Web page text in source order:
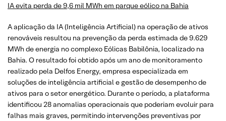
IA evita perda de 9,6 mil MWh em parque eólico na Bahia
A aplicação da IA (Inteligência Artificial) na operação de ativos
renováveis resultou na prevenção da perda estimada de 9.629
MWh de energia no complexo Eólicas Babilônia, localizado na
Bahia. O resultado foi obtido após um ano de monitoramento
realizado pela Delfos Energy, empresa especializada em
soluções de inteligência artificial e gestão de desempenho de
ativos para o setor energético. Durante o período, a plataforma
identificou 28 anomalias operacionais que poderiam evoluir para
falhas mais graves, permitindo intervenções preventivas por